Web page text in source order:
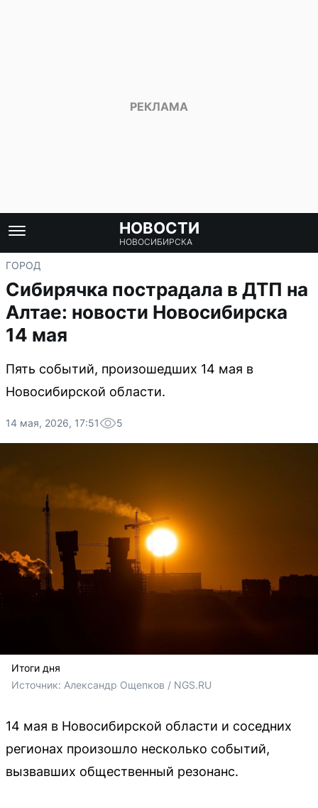
НОВОСТИ
НОВОСИБИРСКА
ГОРОД
Сибирячка пострадала в ДТП на
Алтае: новости Новосибирска
14 мая
Пять событий, произошедших 14 мая в
Новосибирской области.
14 мая, 2026, 17:51 5
Итоги дня
Источник: Александр Ощепков / NGS.RU
14 мая в Новосибирской области и соседних
регионах произошло несколько событий,
вызвавших общественный резонанс.